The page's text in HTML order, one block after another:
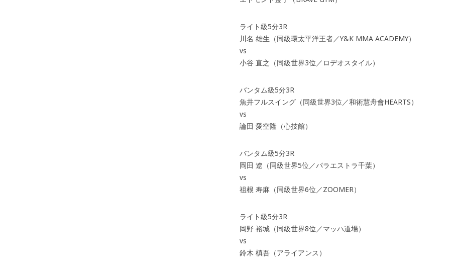
ライト級5分3R
川名 雄生（同級環太平洋王者／Y&K MMA ACADEMY）
vs
小谷 直之（同級世界3位／ロデオスタイル）
バンタム級5分3R
魚井フルスイング（同級世界3位／和術慧舟會HEARTS）
vs
論田 愛空隆（心技館）
バンタム級5分3R
岡田 遼（同級世界5位／パラエストラ千葉）
vs
祖根 寿麻（同級世界6位／ZOOMER）
ライト級5分3R
岡野 裕城（同級世界8位／マッハ道場）
vs
鈴木 槙吾（アライアンス）